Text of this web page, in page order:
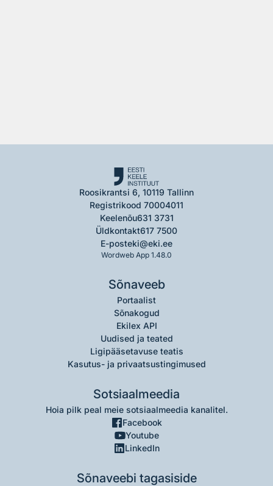
Roosikrantsi 6, 10119 Tallinn
Registrikood 70004011
Keelenõu631 3731
Üldkontakt617 7500
E-posteki@eki.ee
Wordweb App 1.48.0
Sõnaveeb
Portaalist
Sõnakogud
Ekilex API
Uudised ja teated
Ligipääsetavuse teatis
Kasutus- ja privaatsustingimused
Sotsiaalmeedia
Hoia pilk peal meie sotsiaalmeedia kanalitel.
Facebook
Youtube
LinkedIn
Sõnaveebi tagasiside